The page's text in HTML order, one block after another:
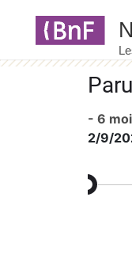
- 6
2/9/